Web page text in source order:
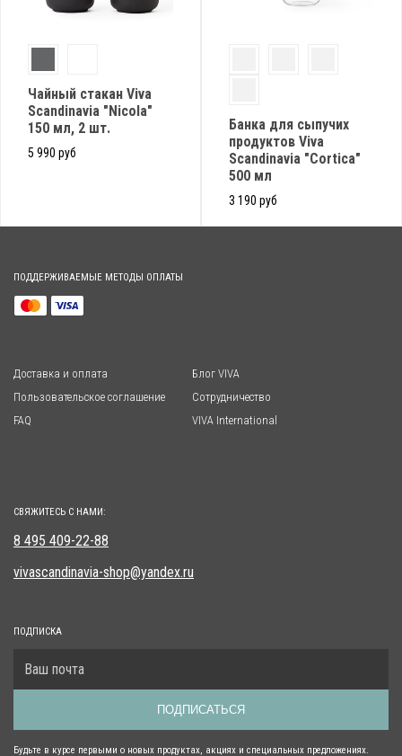
Чайный стакан Viva
Scandinavia "Nicola"
150 мл, 2 шт.
5 990 руб
Банка для сыпучих
продуктов Viva
Scandinavia "Cortica"
500 мл
3 190 руб
ПОДДЕРЖИВАЕМЫЕ МЕТОДЫ ОПЛАТЫ
Доставка и оплата
Пользовательское соглашение
FAQ
Блог VIVA
Сотрудничество
VIVA International
СВЯЖИТЕСЬ С НАМИ:
8 495 409-22-88
vivascandinavia-shop@yandex.ru
ПОДПИСКА
ПОДПИСАТЬСЯ
Будьте в курсе первыми о новых продуктах, акциях и специальных предложениях.